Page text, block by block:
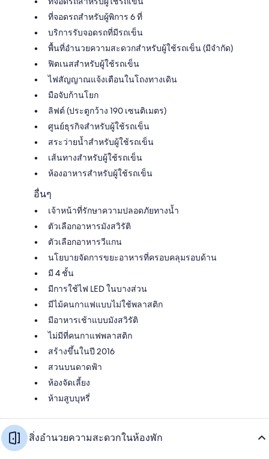
ที่จอดรถสำหรับผู้พิการ 6 ที่
บริการรับจอดรถที่มีรถเข็น
พื้นที่อำนวยความสะดวกสำหรับผู้ใช้รถเข็น (มีจำกัด)
ฟิตเนสสำหรับผู้ใช้รถเข็น
ไฟสัญญาณแจ้งเตือนในโถงทางเดิน
มือจับก้านโยก
ลิฟต์ (ประตูกว้าง 190 เซนติเมตร)
ศูนย์ธุรกิจสำหรับผู้ใช้รถเข็น
สระว่ายน้ำสำหรับผู้ใช้รถเข็น
เส้นทางสำหรับผู้ใช้รถเข็น
ห้องอาหารสำหรับผู้ใช้รถเข็น
อื่นๆ
เจ้าหน้าที่รักษาความปลอดภัยทางน้ำ
ตัวเลือกอาหารมังสวิรัติ
ตัวเลือกอาหารวีแกน
นโยบายจัดการขยะอาหารที่ครอบคลุมรอบด้าน
มี 4 ชั้น
มีการใช้ไฟ LED ในบางส่วน
มีไม้คนกาแฟแบบไม่ใช้พลาสติก
มีอาหารเช้าแบบมังสวิรัติ
ไม่มีที่คนกาแฟพลาสติก
สร้างขึ้นในปี 2016
สวนบนดาดฟ้า
ห้องจัดเลี้ยง
ห้ามสูบบุหรี่
สิ่งอำนวยความสะดวกในห้องพัก